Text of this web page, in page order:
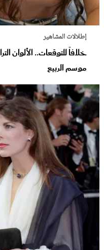
إطلالات المشاهير
خلافاً للتوقعات.. الألوان
موسم الربيع